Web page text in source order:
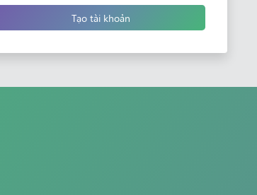
Tạo tài khoản